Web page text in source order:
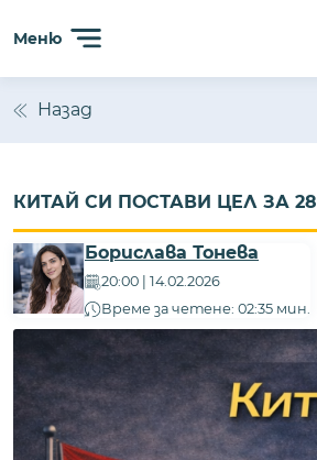
Меню
Назад
КИТАЙ СИ ПОСТАВИ ЦЕЛ ЗА
Борислава Тонева
20:00 | 14.02.2026
Време за четене: 02:35 мин.